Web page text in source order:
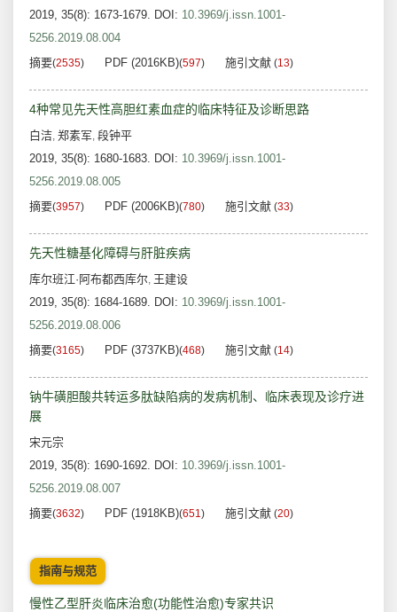
2019, 35(8): 1673-1679. DOI: 10.3969/j.issn.1001-
5256.2019.08.004
摘要(2535) PDF (2016KB)(597) 施引文献 (13)
4种常见先天性高胆红素血症的临床特征及诊断思路
白洁, 郑素军, 段钟平
2019, 35(8): 1680-1683. DOI: 10.3969/j.issn.1001-
5256.2019.08.005
摘要(3957) PDF (2006KB)(780) 施引文献 (33)
先天性糖基化障碍与肝脏疾病
库尔班江·阿布都西库尔, 王建设
2019, 35(8): 1684-1689. DOI: 10.3969/j.issn.1001-
5256.2019.08.006
摘要(3165) PDF (3737KB)(468) 施引文献 (14)
钠牛磺胆酸共转运多肽缺陷病的发病机制、临床表现及诊疗进
展
宋元宗
2019, 35(8): 1690-1692. DOI: 10.3969/j.issn.1001-
5256.2019.08.007
摘要(3632) PDF (1918KB)(651) 施引文献 (20)
指南与规范
慢性乙型肝炎临床治愈(功能性治愈)专家共识